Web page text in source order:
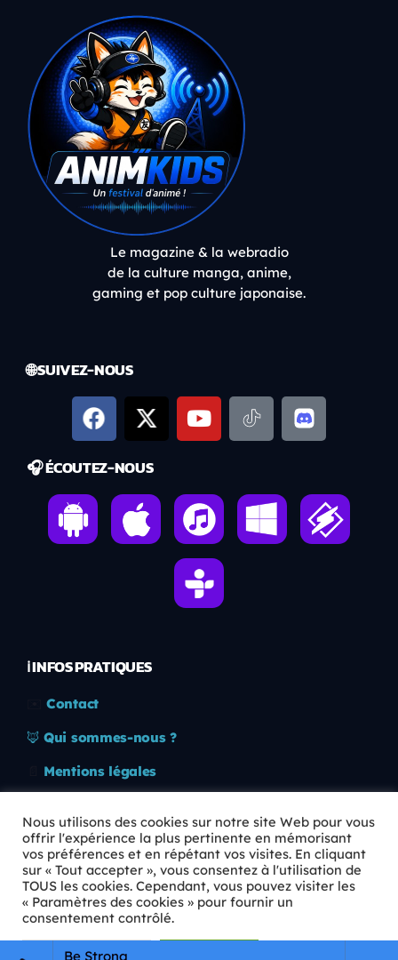
Be Strong
Le magazine & la webradio
de la culture manga, anime,
gaming et pop culture japonaise.
🌐 SUIVEZ-NOUS
🎧 ÉCOUTEZ-NOUS
ℹ️ INFOS PRATIQUES
Contact
🦊 Qui sommes-nous ?
Mentions légales
🛡️ RGPD
Copyright © 2026 Animkids. Tous droits réservés.
Nous utilisons des cookies sur notre site Web pour vous
offrir l'expérience la plus pertinente en mémorisant
vos préférences et en répétant vos visites. En cliquant
sur « Tout accepter », vous consentez à l'utilisation de
TOUS les cookies. Cependant, vous pouvez visiter les
« Paramètres des cookies » pour fournir un
consentement contrôlé.
Paramètres Cookie